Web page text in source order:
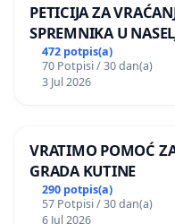
PETICIJA ZA
SPREMNIKA U
472 potpis(a)
70 Potpisi / 30 dan(a)
3 Jul 2026
VRATIMO POMOĆ
GRADA KUTINE
290 potpis(a)
57 Potpisi / 30 dan(a)
6 Jul 2026